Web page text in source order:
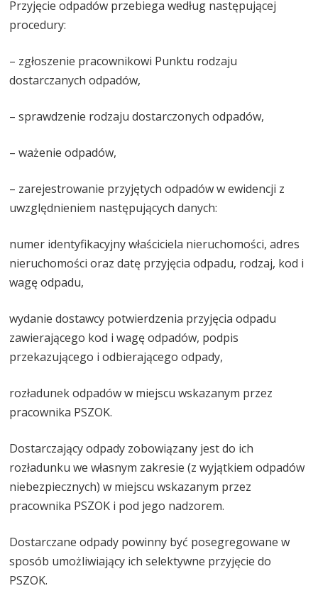
Przyjęcie odpadów przebiega według następującej
procedury:
– zgłoszenie pracownikowi Punktu rodzaju
dostarczanych odpadów,
– sprawdzenie rodzaju dostarczonych odpadów,
– ważenie odpadów,
– zarejestrowanie przyjętych odpadów w ewidencji z
uwzględnieniem następujących danych:
numer identyfikacyjny właściciela nieruchomości, adres
nieruchomości oraz datę przyjęcia odpadu, rodzaj, kod i
wagę odpadu,
wydanie dostawcy potwierdzenia przyjęcia odpadu
zawierającego kod i wagę odpadów, podpis
przekazującego i odbierającego odpady,
rozładunek odpadów w miejscu wskazanym przez
pracownika PSZOK.
Dostarczający odpady zobowiązany jest do ich
rozładunku we własnym zakresie (z wyjątkiem odpadów
niebezpiecznych) w miejscu wskazanym przez
pracownika PSZOK i pod jego nadzorem.
Dostarczane odpady powinny być posegregowane w
sposób umożliwiający ich selektywne przyjęcie do
PSZOK.